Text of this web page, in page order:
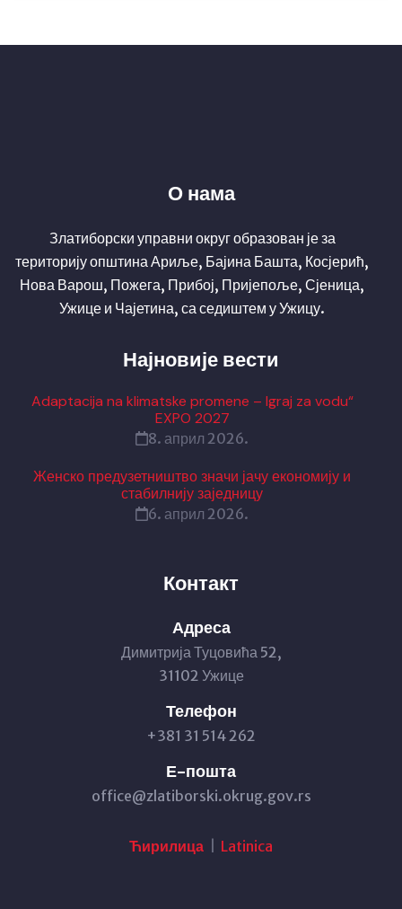
О нама
Златиборски управни округ образован је за
територију општина Ариље, Бајина Башта, Косјерић,
Нова Варош, Пожега, Прибој, Пријепоље, Сјеница,
Ужице и Чајетина, са седиштем у Ужицу.
Најновије вести
Adaptacija na klimatske promene – Igraj za vodu“
EXPO 2027
8. април 2026.
Женско предузетништво значи јачу економију и
стабилнију заједницу
6. април 2026.
Контакт
Адреса
Димитрија Туцовића 52,
31102 Ужице
Телефон
+381 31 514 262
Е-пошта
office@zlatiborski.okrug.gov.rs
Ћирилица Latinica